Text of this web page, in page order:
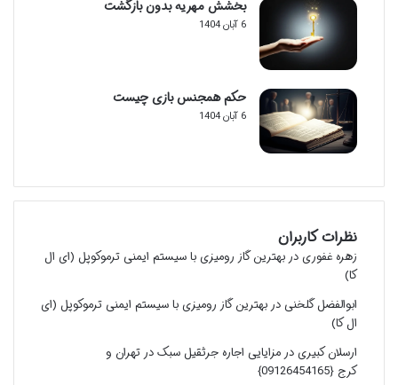
بخشش مهریه بدون بازگشت
6 آبان 1404
حکم همجنس بازی چیست
6 آبان 1404
نظرات کاربران
زهره غفوریدر بهترین گاز رومیزی با سیستم ایمنی ترموکوپل (ای ال
کا)
ابوالفضل گلخنیدر بهترین گاز رومیزی با سیستم ایمنی ترموکوپل (ای
ال کا)
ارسلان کبیریدر مزایایی اجاره جرثقیل سبک در تهران و
کرج {09126454165}